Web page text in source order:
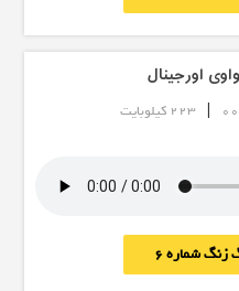
اورجینال
| 223 کیلوبایت
زنگ شماره 6